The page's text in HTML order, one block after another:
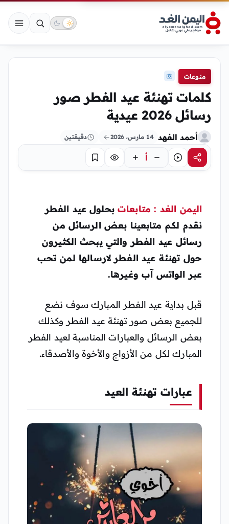
منوعات
كلمات تهنئة عيد الفطر صور
رسائل 2026 عيدية
أحمد الفهد 14 مارس، 2026 دقيقتين
مشاركةاستماع أ تركيز حفظ
اليمن الغد : متابعاتبحلول عيد الفطر
نقدم لكم متابعينا بعض الرسائل من
رسائل عيد الفطر والتي يبحث الكثيرون
حول تهنئة عيد الفطر لارسالها لمن تحب
عبر الواتس آب وغيرها.
قبل بداية عيد الفطر المبارك سوف نضع
للجميع بعض صور تهنئة عيد الفطر وكذلك
بعض الرسائل والعبارات المناسبة لعيد الفطر
المبارك لكل من الأزواج والأخوة والأصدقاء.
عبارات تهنئة العيد